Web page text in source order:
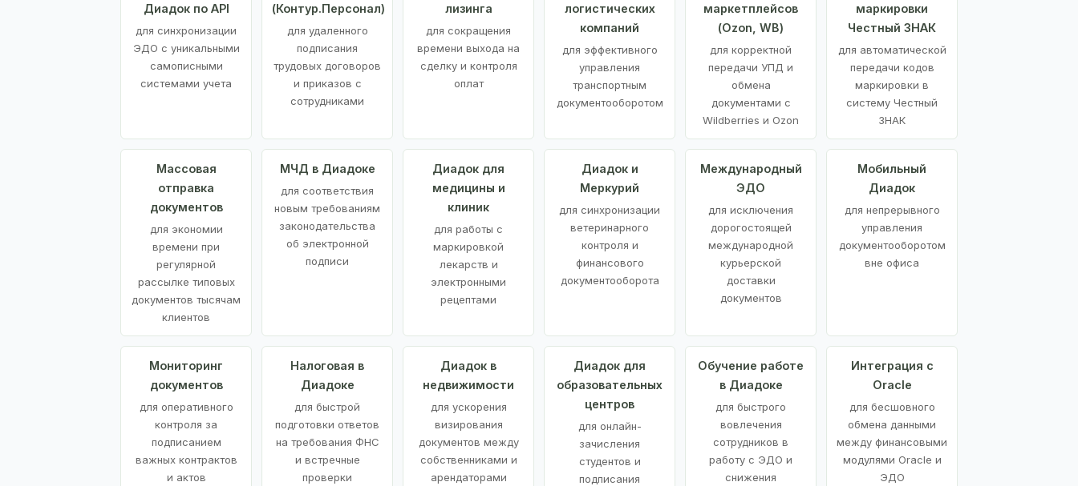
Диадок по API
для синхронизации
ЭДО с уникальными
самописными
системами учета
(Контур.Персонал)
для удаленного
подписания
трудовых договоров
и приказов с
сотрудниками
лизинга
для сокращения
времени выхода на
сделку и контроля
оплат
логистических
компаний
для эффективного
управления
транспортным
документооборотом
маркетплейсов
(Ozon, WB)
для корректной
передачи УПД и
обмена
документами с
Wildberries и Ozon
маркировки
Честный ЗНАК
для автоматической
передачи кодов
маркировки в
систему Честный
ЗНАК
Массовая
отправка
документов
для экономии
времени при
регулярной
рассылке типовых
документов тысячам
клиентов
МЧД в Диадоке
для соответствия
новым требованиям
законодательства
об электронной
подписи
Диадок для
медицины и
клиник
для работы с
маркировкой
лекарств и
электронными
рецептами
Диадок и
Меркурий
для синхронизации
ветеринарного
контроля и
финансового
документооборота
Международный
ЭДО
для исключения
дорогостоящей
международной
курьерской
доставки
документов
Мобильный
Диадок
для непрерывного
управления
документооборотом
вне офиса
Мониторинг
документов
для оперативного
контроля за
подписанием
важных контрактов
и актов
Налоговая в
Диадоке
для быстрой
подготовки ответов
на требования ФНС
и встречные
проверки
Диадок в
недвижимости
для ускорения
визирования
документов между
собственниками и
арендаторами
Диадок для
образовательных
центров
для онлайн-
зачисления
студентов и
подписания
Обучение работе
в Диадоке
для быстрого
вовлечения
сотрудников в
работу с ЭДО и
снижения
Интеграция с
Oracle
для бесшовного
обмена данными
между финансовыми
модулями Oracle и
ЭДО